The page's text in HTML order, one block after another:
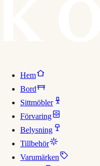
Hem
Bord
Sittmöbler
Förvaring
Belysning
Tillbehör
Varumärken